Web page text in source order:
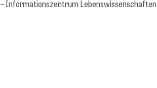
Informationszentrum Lebenswissenschaften